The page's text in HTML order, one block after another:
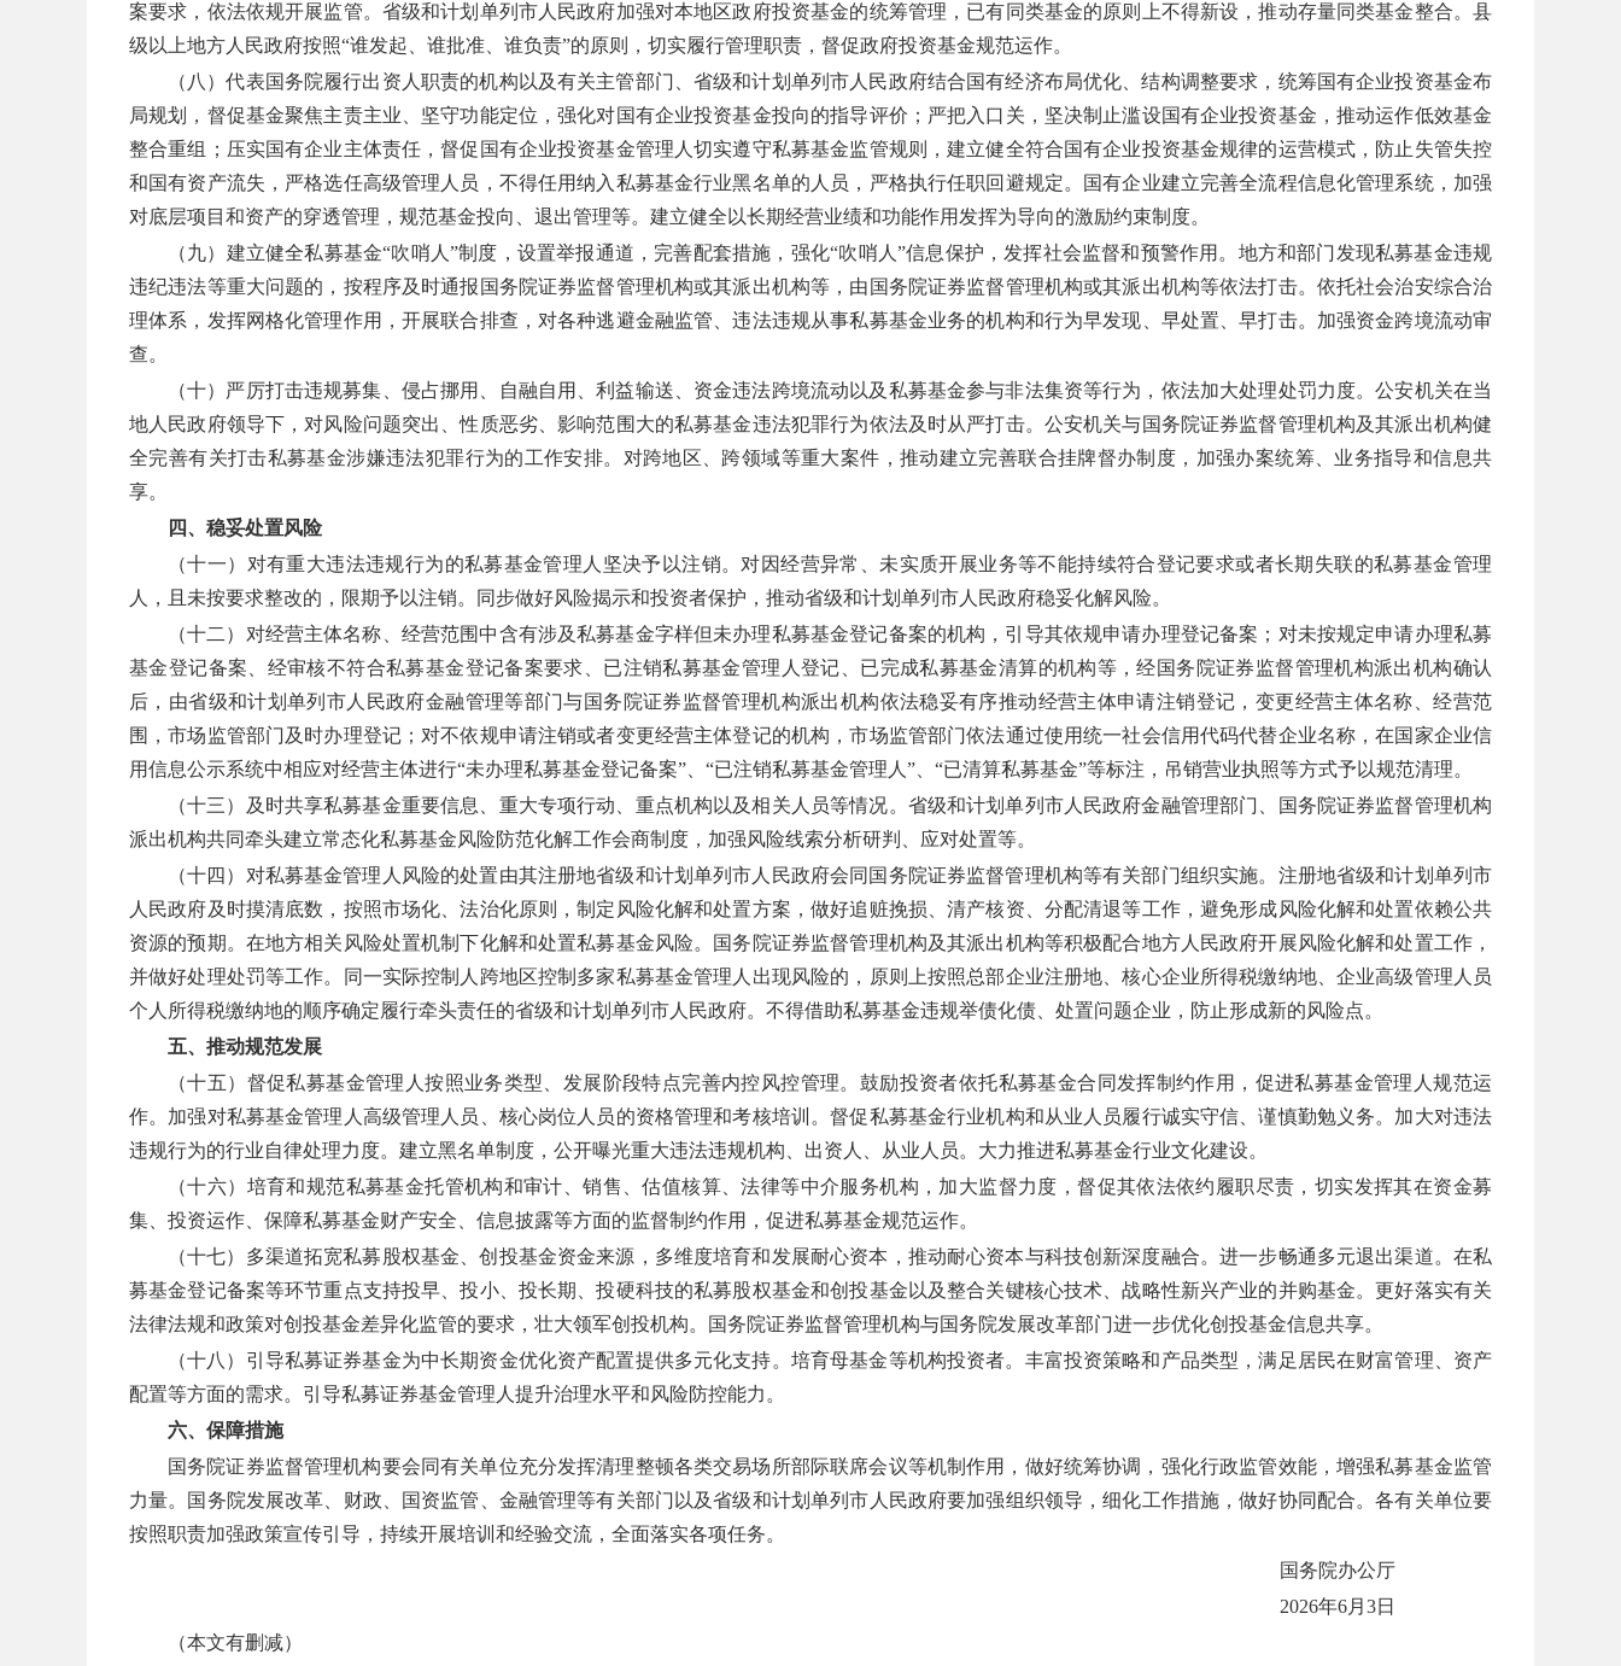
案要求，依法依规开展监管。省级和计划单列市人民政府加强对本地区政府投资基金的统筹管理，已有同类基金的原则上不得新设，推动存量同类基金整合。县
级以上地方人民政府按照“谁发起、谁批准、谁负责”的原则，切实履行管理职责，督促政府投资基金规范运作。
（八）代表国务院履行出资人职责的机构以及有关主管部门、省级和计划单列市人民政府结合国有经济布局优化、结构调整要求，统筹国有企业投资基金布
局规划，督促基金聚焦主责主业、坚守功能定位，强化对国有企业投资基金投向的指导评价；严把入口关，坚决制止滥设国有企业投资基金，推动运作低效基金
整合重组；压实国有企业主体责任，督促国有企业投资基金管理人切实遵守私募基金监管规则，建立健全符合国有企业投资基金规律的运营模式，防止失管失控
和国有资产流失，严格选任高级管理人员，不得任用纳入私募基金行业黑名单的人员，严格执行任职回避规定。国有企业建立完善全流程信息化管理系统，加强
对底层项目和资产的穿透管理，规范基金投向、退出管理等。建立健全以长期经营业绩和功能作用发挥为导向的激励约束制度。
（九）建立健全私募基金“吹哨人”制度，设置举报通道，完善配套措施，强化“吹哨人”信息保护，发挥社会监督和预警作用。地方和部门发现私募基金违规
违纪违法等重大问题的，按程序及时通报国务院证券监督管理机构或其派出机构等，由国务院证券监督管理机构或其派出机构等依法打击。依托社会治安综合治
理体系，发挥网格化管理作用，开展联合排查，对各种逃避金融监管、违法违规从事私募基金业务的机构和行为早发现、早处置、早打击。加强资金跨境流动审
查。
（十）严厉打击违规募集、侵占挪用、自融自用、利益输送、资金违法跨境流动以及私募基金参与非法集资等行为，依法加大处理处罚力度。公安机关在当
地人民政府领导下，对风险问题突出、性质恶劣、影响范围大的私募基金违法犯罪行为依法及时从严打击。公安机关与国务院证券监督管理机构及其派出机构健
全完善有关打击私募基金涉嫌违法犯罪行为的工作安排。对跨地区、跨领域等重大案件，推动建立完善联合挂牌督办制度，加强办案统筹、业务指导和信息共
享。
四、稳妥处置风险
（十一）对有重大违法违规行为的私募基金管理人坚决予以注销。对因经营异常、未实质开展业务等不能持续符合登记要求或者长期失联的私募基金管理
人，且未按要求整改的，限期予以注销。同步做好风险揭示和投资者保护，推动省级和计划单列市人民政府稳妥化解风险。
（十二）对经营主体名称、经营范围中含有涉及私募基金字样但未办理私募基金登记备案的机构，引导其依规申请办理登记备案；对未按规定申请办理私募
基金登记备案、经审核不符合私募基金登记备案要求、已注销私募基金管理人登记、已完成私募基金清算的机构等，经国务院证券监督管理机构派出机构确认
后，由省级和计划单列市人民政府金融管理等部门与国务院证券监督管理机构派出机构依法稳妥有序推动经营主体申请注销登记，变更经营主体名称、经营范
围，市场监管部门及时办理登记；对不依规申请注销或者变更经营主体登记的机构，市场监管部门依法通过使用统一社会信用代码代替企业名称，在国家企业信
用信息公示系统中相应对经营主体进行“未办理私募基金登记备案”、“已注销私募基金管理人”、“已清算私募基金”等标注，吊销营业执照等方式予以规范清理。
（十三）及时共享私募基金重要信息、重大专项行动、重点机构以及相关人员等情况。省级和计划单列市人民政府金融管理部门、国务院证券监督管理机构
派出机构共同牵头建立常态化私募基金风险防范化解工作会商制度，加强风险线索分析研判、应对处置等。
（十四）对私募基金管理人风险的处置由其注册地省级和计划单列市人民政府会同国务院证券监督管理机构等有关部门组织实施。注册地省级和计划单列市
人民政府及时摸清底数，按照市场化、法治化原则，制定风险化解和处置方案，做好追赃挽损、清产核资、分配清退等工作，避免形成风险化解和处置依赖公共
资源的预期。在地方相关风险处置机制下化解和处置私募基金风险。国务院证券监督管理机构及其派出机构等积极配合地方人民政府开展风险化解和处置工作，
并做好处理处罚等工作。同一实际控制人跨地区控制多家私募基金管理人出现风险的，原则上按照总部企业注册地、核心企业所得税缴纳地、企业高级管理人员
个人所得税缴纳地的顺序确定履行牵头责任的省级和计划单列市人民政府。不得借助私募基金违规举债化债、处置问题企业，防止形成新的风险点。
五、推动规范发展
（十五）督促私募基金管理人按照业务类型、发展阶段特点完善内控风控管理。鼓励投资者依托私募基金合同发挥制约作用，促进私募基金管理人规范运
作。加强对私募基金管理人高级管理人员、核心岗位人员的资格管理和考核培训。督促私募基金行业机构和从业人员履行诚实守信、谨慎勤勉义务。加大对违法
违规行为的行业自律处理力度。建立黑名单制度，公开曝光重大违法违规机构、出资人、从业人员。大力推进私募基金行业文化建设。
（十六）培育和规范私募基金托管机构和审计、销售、估值核算、法律等中介服务机构，加大监督力度，督促其依法依约履职尽责，切实发挥其在资金募
集、投资运作、保障私募基金财产安全、信息披露等方面的监督制约作用，促进私募基金规范运作。
（十七）多渠道拓宽私募股权基金、创投基金资金来源，多维度培育和发展耐心资本，推动耐心资本与科技创新深度融合。进一步畅通多元退出渠道。在私
募基金登记备案等环节重点支持投早、投小、投长期、投硬科技的私募股权基金和创投基金以及整合关键核心技术、战略性新兴产业的并购基金。更好落实有关
法律法规和政策对创投基金差异化监管的要求，壮大领军创投机构。国务院证券监督管理机构与国务院发展改革部门进一步优化创投基金信息共享。
（十八）引导私募证券基金为中长期资金优化资产配置提供多元化支持。培育母基金等机构投资者。丰富投资策略和产品类型，满足居民在财富管理、资产
配置等方面的需求。引导私募证券基金管理人提升治理水平和风险防控能力。
六、保障措施
国务院证券监督管理机构要会同有关单位充分发挥清理整顿各类交易场所部际联席会议等机制作用，做好统筹协调，强化行政监管效能，增强私募基金监管
力量。国务院发展改革、财政、国资监管、金融管理等有关部门以及省级和计划单列市人民政府要加强组织领导，细化工作措施，做好协同配合。各有关单位要
按照职责加强政策宣传引导，持续开展培训和经验交流，全面落实各项任务。
国务院办公厅
2026年6月3日
（本文有删减）